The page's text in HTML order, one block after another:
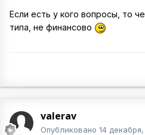
Если есть у кого вопросы, то
типа, не финансово
valerav
Опубликовано 14 декабря,